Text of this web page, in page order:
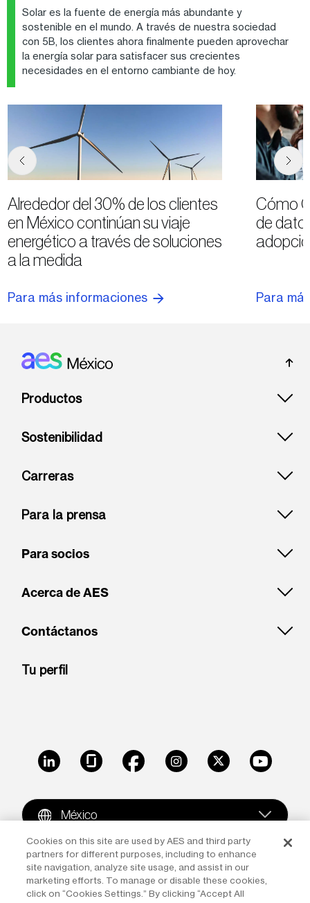
Solar es la fuente de energía más abundante y
sostenible en el mundo. A través de nuestra sociedad
con 5B, los clientes ahora finalmente pueden aprovechar
la energía solar para satisfacer sus crecientes
necesidades en el entorno cambiante de hoy.
Alrededor del 30% de los clientes
en México continúan su viaje
energético a través de soluciones
a la medida
Para más informaciones
Cómo
de
Para
Footer: Mexico
Productos
Sostenibilidad
Carreras
Para la prensa
Para socios
Acerca de AES
Contáctanos
Tu perfil
LinkedIn GlassdoorFacebookInstagramX Youtube
México
Copyright © 2009-2026 The AES Corporation. All rights
reserved.Terms of Use|Privacy
Cookies on this site are used by AES and third party
partners for different purposes, including to enhance
site navigation, analyze site usage, and assist in our
marketing efforts. To manage or disable these cookies,
click on “Cookies Settings.” By clicking “Accept All